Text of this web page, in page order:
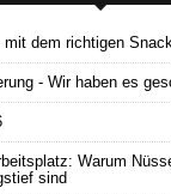
mit dem richtigen
- Wir haben es
Warum
sind